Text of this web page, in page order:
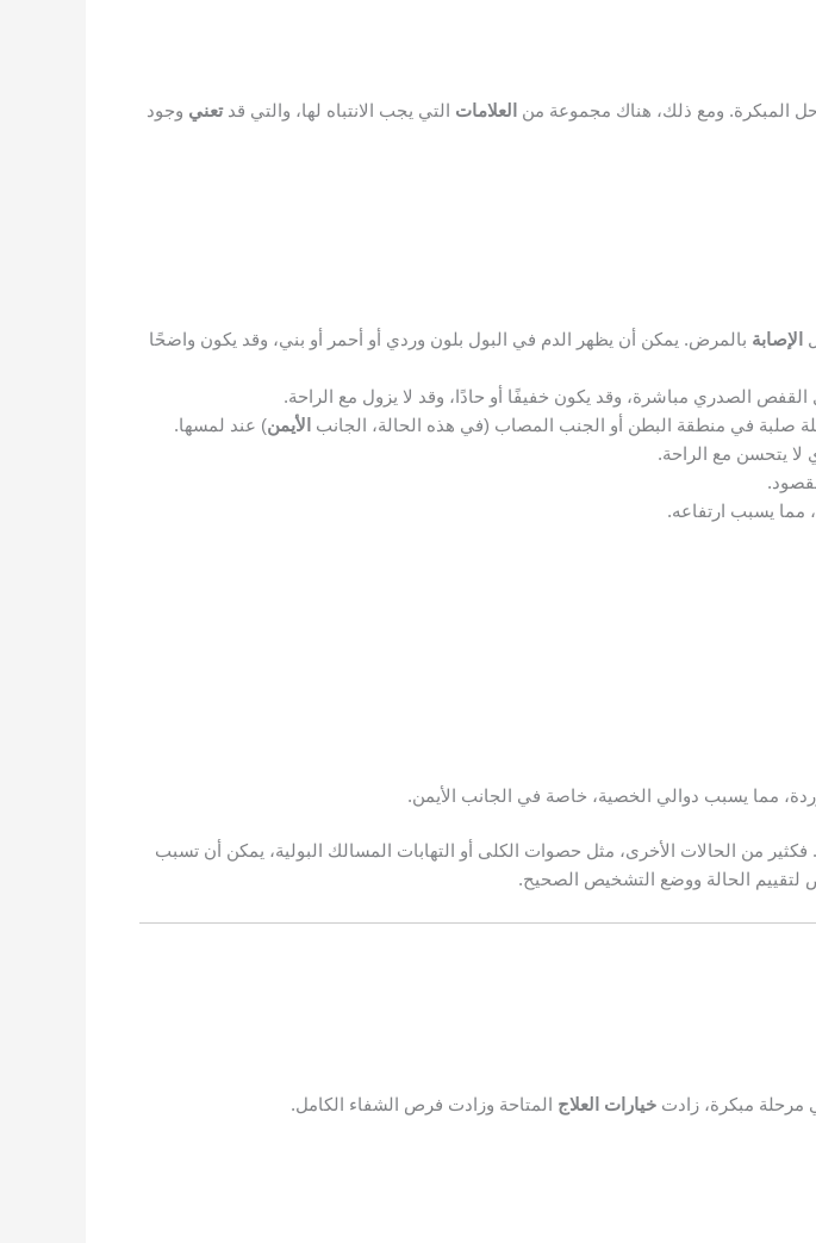
المبكرة. ومع ذلك، هناك مجموعة من العلامات التي يجب الانتباه لها، والتي قدتعني وجود
الإصابة بالمرض. يمكن أن يظهر الدم في البول بلون وردي أو أحمر أو بني، وقد يكون واضحًا
الصدري مباشرة، وقد يكون خفيفًا أو حادًا، وقد لا يزول مع الراحة.
صلبة في منطقة البطن أو الجنب المصاب (في هذه الحالة، الجانب الأيمن) عند لمسها.
لا يتحسن مع الراحة.
يسبب ارتفاعه.
مما يسبب دوالي الخصية، خاصة في الجانب الأيمن.
. فكثير من الحالات الأخرى، مثل حصوات الكلى أو التهابات المسالك البولية، يمكن أن تسبب
الحالة ووضع التشخيص الصحيح.
مرحلة مبكرة، زادت خيارات العلاج المتاحة وزادت فرص الشفاء الكامل.